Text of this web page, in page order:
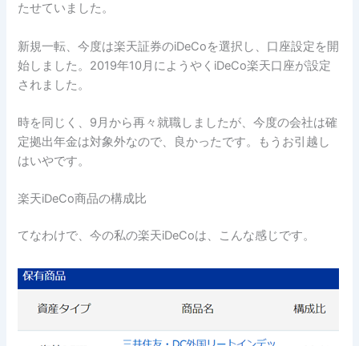
たせていました。
新規一転、今度は楽天証券のiDeCoを選択し、口座設定を開
始しました。2019年10月にようやくiDeCo楽天口座が設定
されました。
時を同じく、9月から再々就職しましたが、今度の会社は確
定拠出年金は対象外なので、良かったです。もうお引越し
はいやです。
楽天iDeCo商品の構成比
てなわけで、今の私の楽天iDeCoは、こんな感じです。